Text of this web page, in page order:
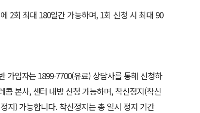
2회 최대 180일간 가능하며, 1회 신청 시 최대 90
가입자는 1899-7700(유료) 상담사를 통해 신청하
콤 본사, 센터 내방 신청 가능하며, 착신정지(착신
지) 가능합니다. 착신정지는 총 일시 정지 기간